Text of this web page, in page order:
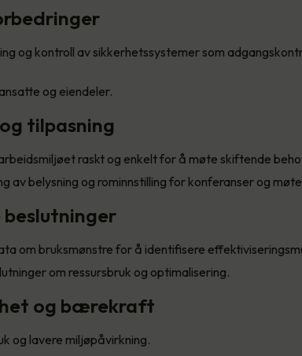
og kontroll av sikkerhetssystemer som
og eiendeler.
tilpasning
raskt og enkelt for å møte skiftende
av belysning og rominnstilling for konferanser og
om bruksmønstre for å identifisere
om ressursbruk og optimalisering.
og bærekraft
og lavere miljøpåvirkning.